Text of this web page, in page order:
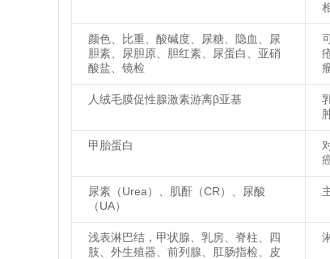
颜色、比重、酸碱度、尿糖、隐血、尿
胆素、尿胆原、胆红素、尿蛋白、亚硝
酸盐、镜检
人绒毛膜促性腺激素游离β亚基
甲胎蛋白
尿素（Urea）、肌酐（CR）、尿酸
（UA）
浅表淋巴结，甲状腺、乳房、脊柱、四
肢、外生殖器、前列腺、肛肠指检、皮